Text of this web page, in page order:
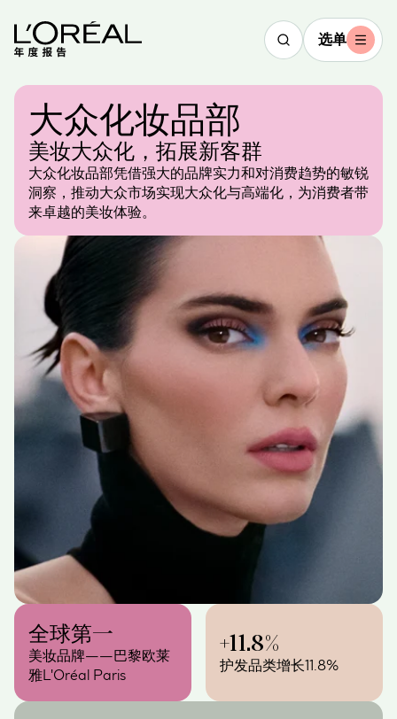
选单
大众化妆品部
美妆大众化，拓展新客群
大众化妆品部凭借强大的品牌实力和对消费趋势的敏锐
洞察，推动大众市场实现大众化与高端化，为消费者带
来卓越的美妆体验。
观
视
2025
亮点回顾
文字版
全球第一
美妆品牌——巴黎欧莱
雅L'Oréal Paris
+11.8%
护发品类增长11.8%